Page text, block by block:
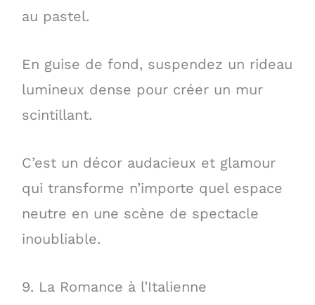
au pastel.
En guise de fond, suspendez un rideau
lumineux dense pour créer un mur
scintillant.
C’est un décor audacieux et glamour
qui transforme n’importe quel espace
neutre en une scène de spectacle
inoubliable.
9. La Romance à l’Italienne